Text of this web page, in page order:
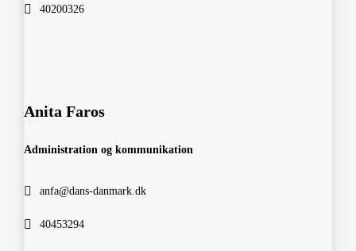
40200326
Anita Faros
Administration og kommunikation
anfa@dans-danmark.dk
40453294